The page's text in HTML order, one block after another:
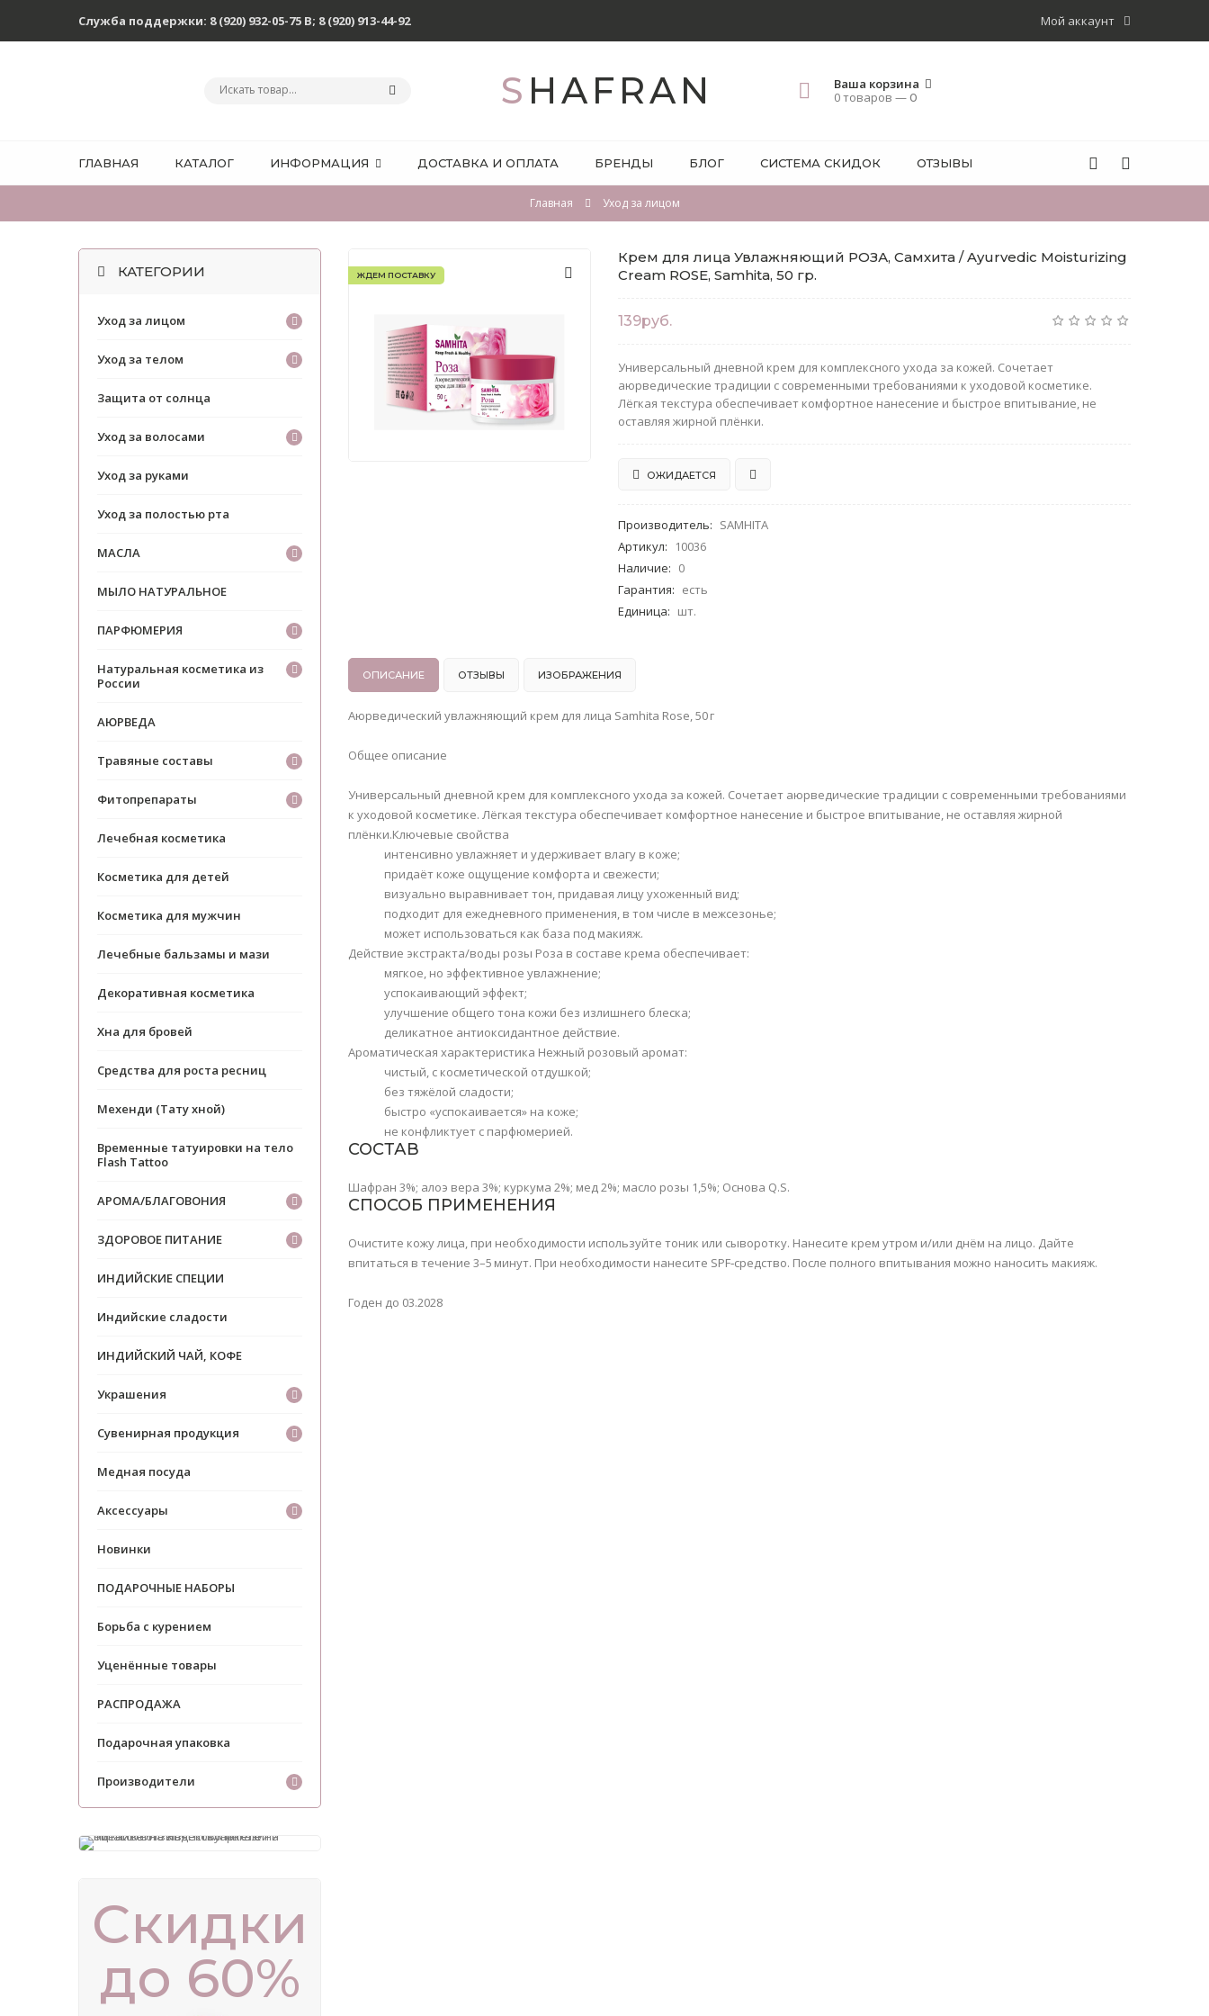
Мой аккаунт
Служба поддержки: 8 (920) 932-05-75 В; 8 (920) 913-44-92
SHAFRAN
Ваша корзина
0 товаров —0
ГЛАВНАЯ КАТАЛОГ ИНФОРМАЦИЯ ДОСТАВКА И ОПЛАТА БРЕНДЫ БЛОГ СИСТЕМА СКИДОК ОТЗЫВЫ
Главная Уход за лицом
ЖДЕМ ПОСТАВКУ
Крем для лица Увлажняющий РОЗА, Самхита / Ayurvedic Moisturizing
Cream ROSE, Samhita, 50 гр.
139руб.
Универсальный дневной крем для комплексного ухода за кожей. Сочетает
аюрведические традиции с современными требованиями к уходовой косметике.
Лёгкая текстура обеспечивает комфортное нанесение и быстрое впитывание, не
оставляя жирной плёнки.
ОЖИДАЕТСЯ
Производитель: SAMHITA
Артикул:
10036
Наличие: 0
Гарантия: есть
Единица: шт.
ОПИСАНИЕ ОТЗЫВЫ ИЗОБРАЖЕНИЯ
Аюрведический увлажняющий крем для лица Samhita Rose, 50 г
Общее описание
Универсальный дневной крем для комплексного ухода за кожей. Сочетает аюрведические традиции с современными требованиями
к уходовой косметике. Лёгкая текстура обеспечивает комфортное нанесение и быстрое впитывание, не оставляя жирной
плёнки.Ключевые свойства
интенсивно увлажняет и удерживает влагу в коже;
придаёт коже ощущение комфорта и свежести;
визуально выравнивает тон, придавая лицу ухоженный вид;
подходит для ежедневного применения, в том числе в межсезонье;
может использоваться как база под макияж.
Действие экстракта/воды розы Роза в составе крема обеспечивает:
мягкое, но эффективное увлажнение;
успокаивающий эффект;
улучшение общего тона кожи без излишнего блеска;
деликатное антиоксидантное действие.
Ароматическая характеристика Нежный розовый аромат:
чистый, с косметической отдушкой;
без тяжёлой сладости;
быстро «успокаивается» на коже;
не конфликтует с парфюмерией.
СОСТАВ
Шафран 3%; алоэ вера 3%; куркума 2%; мед 2%; масло розы 1,5%; Основа Q.S.
СПОСОБ ПРИМЕНЕНИЯ
Очистите кожу лица, при необходимости используйте тоник или сыворотку. Нанесите крем утром и/или днём на лицо. Дайте
впитаться в течение 3–5 минут. При необходимости нанесите SPF‑средство. После полного впитывания можно наносить макияж.
Годен до 03.2028
КАТЕГОРИИ
Уход за лицом
Уход за телом
Защита от солнца
Уход за волосами
Уход за руками
Уход за полостью рта
МАСЛА
МЫЛО НАТУРАЛЬНОЕ
ПАРФЮМЕРИЯ
Натуральная косметика из
России
АЮРВЕДА
Травяные составы
Фитопрепараты
Лечебная косметика
Косметика для детей
Косметика для мужчин
Лечебные бальзамы и мази
Декоративная косметика
Хна для бровей
Средства для роста ресниц
Мехенди (Тату хной)
Временные татуировки на тело
Flash Tattoo
АРОМА/БЛАГОВОНИЯ
ЗДОРОВОЕ ПИТАНИЕ
ИНДИЙСКИЕ СПЕЦИИ
Индийские сладости
ИНДИЙСКИЙ ЧАЙ, КОФЕ
Украшения
Сувенирная продукция
Медная посуда
Аксессуары
Новинки
ПОДАРОЧНЫЕ НАБОРЫ
Борьба с курением
Уценённые товары
РАСПРОДАЖА
Подарочная упаковка
Производители
Скидки
до 60%